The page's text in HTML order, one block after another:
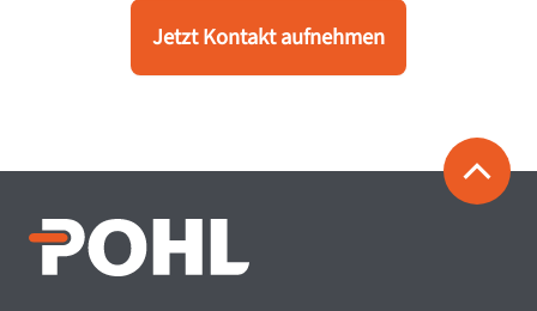
Jetzt Kontakt aufnehmen